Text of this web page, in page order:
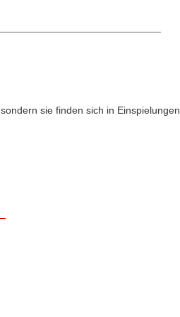
sie finden sich in Einspielungen,